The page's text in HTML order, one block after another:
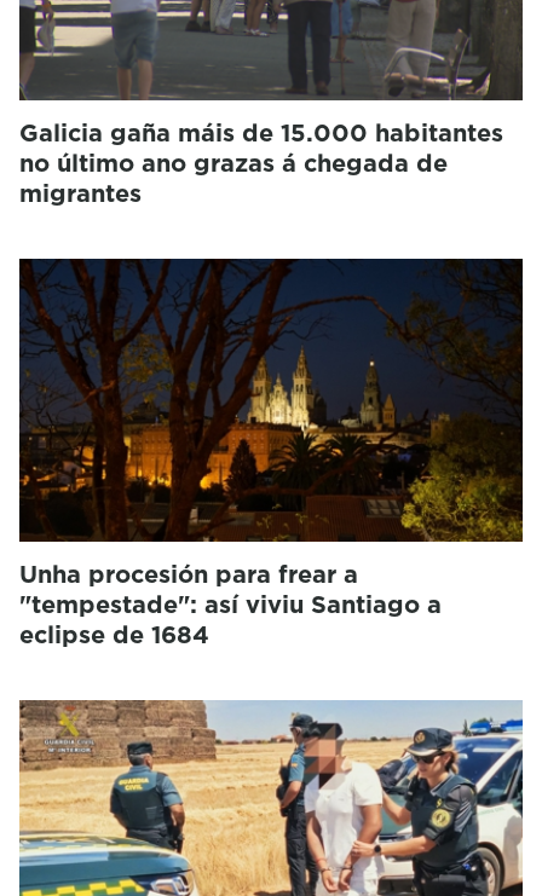
Galicia gaña máis de 15.000 habitantes
no último ano grazas á chegada de
migrantes
Unha procesión para frear a
"tempestade": así viviu Santiago a
eclipse de 1684